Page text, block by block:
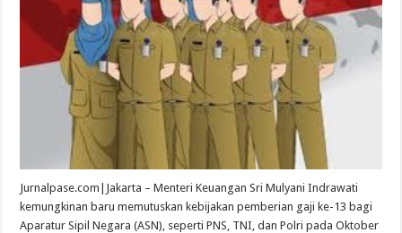
Jurnalpase.com|Jakarta – Menteri Keuangan Sri Mulyani Indrawati
kemungkinan baru memutuskan kebijakan pemberian gaji ke-13 bagi
Aparatur Sipil Negara (ASN), seperti PNS, TNI, dan Polri pada Oktober